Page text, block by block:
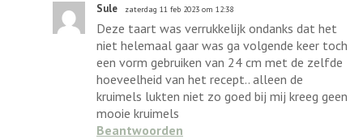
Sule zaterdag 11 feb 2023 om 12:38
Deze taart was verrukkelijk ondanks dat het
niet helemaal gaar was ga volgende keer toch
een vorm gebruiken van 24 cm met de zelfde
hoeveelheid van het recept.. alleen de
kruimels lukten niet zo goed bij mij kreeg geen
mooie kruimels
Beantwoorden